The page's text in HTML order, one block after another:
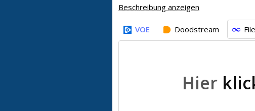
Beschreibung anzeigen
VOE Doodstream
Hier